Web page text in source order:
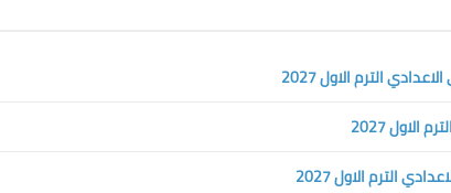
الترم الاول 2027
2027
الترم الاول 2027